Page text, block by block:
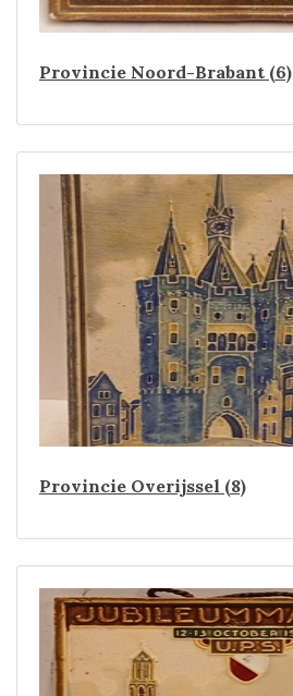
Provincie Noord-Brabant (6)
Provincie Overijssel (8)